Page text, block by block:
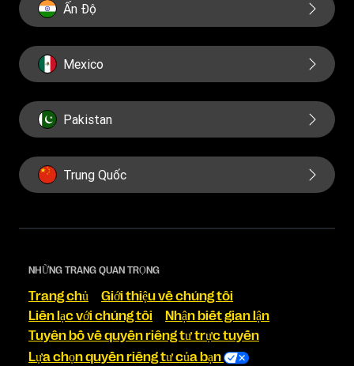
Ấn Độ
Mexico
Pakistan
Trung Quốc
NHỮNG TRANG QUAN TRỌNG
Trang chủ
Giới thiệu về chúng tôi
Liên lạc với chúng tôi
Nhận biết gian lận
Tuyên bố về quyền riêng tư trực tuyến
Lựa chọn quyền riêng tư của bạn